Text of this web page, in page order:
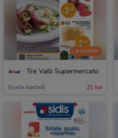
-4 GIORNI
Tre Valli Supermercato
Scade martedì 21 km